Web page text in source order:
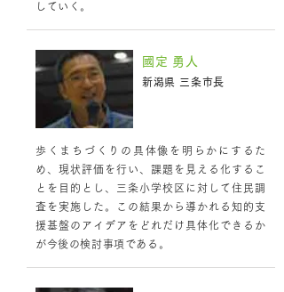
していく。
國定 勇人
新潟県 三条市長
歩くまちづくりの具体像を明らかにするた
め、現状評価を行い、課題を見える化するこ
とを目的とし、三条小学校区に対して住民調
査を実施した。この結果から導かれる知的支
援基盤のアイデアをどれだけ具体化できるか
が今後の検討事項である。